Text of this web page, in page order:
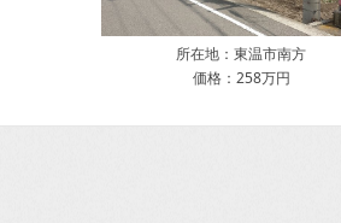
所在地：東温市南方
価格：258万円